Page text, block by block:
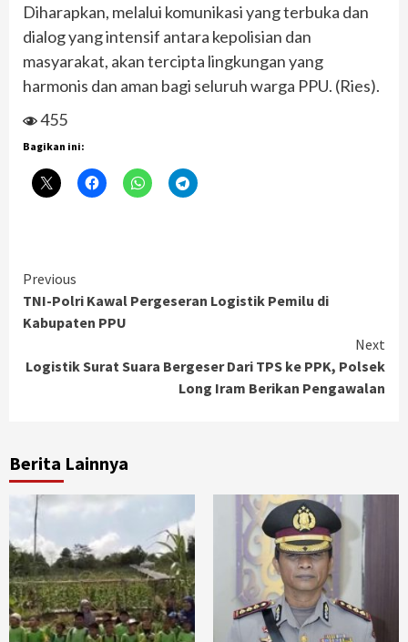
Diharapkan, melalui komunikasi yang terbuka dan
dialog yang intensif antara kepolisian dan
masyarakat, akan tercipta lingkungan yang
harmonis dan aman bagi seluruh warga PPU. (Ries).
455
Bagikan ini:
Continue
Reading
Previous
TNI-Polri Kawal Pergeseran Logistik Pemilu di
Kabupaten PPU
Next
Logistik Surat Suara Bergeser Dari TPS ke PPK, Polsek
Long Iram Berikan Pengawalan
Berita Lainnya